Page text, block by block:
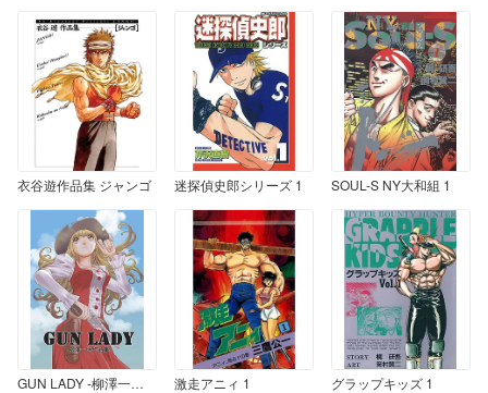
衣谷遊作品集 ジャンゴ 迷探偵史郎シリーズ 1 SOUL-S NY大和組 1
GUN LADY -柳澤一明作品集- 激走アニィ 1 グラップキッズ 1